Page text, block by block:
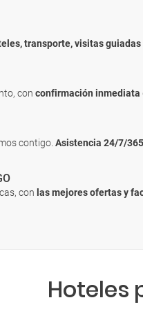
transporte, visitas guiadas
conconfirmación inmediata
contigo.Asistencia 24/7/
con las mejores ofertas y
Hoteles